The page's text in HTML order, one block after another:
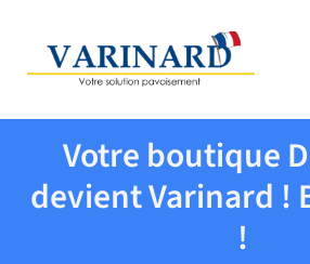
Aller à la navigation
Aller au contenu
Tous les produits
Drapeaux et pavillons
Votre boutique
devient Varinard !
!